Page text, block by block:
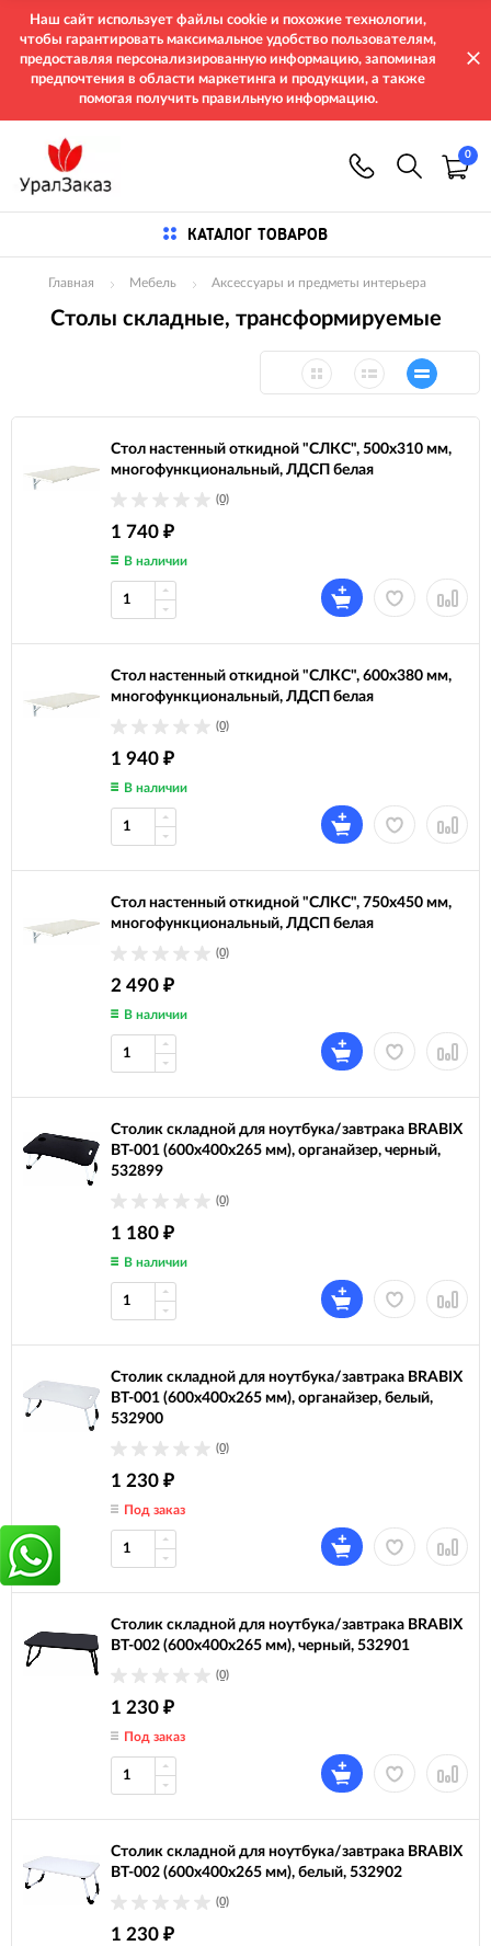
Наш сайт использует файлы cookie и похожие технологии,
чтобы гарантировать максимальное удобство пользователям,
предоставляя персонализированную информацию, запоминая
предпочтения в области маркетинга и продукции, а также
помогая получить правильную информацию.
0
КАТАЛОГ ТОВАРОВ
Главная Мебель Аксессуары и предметы интерьера
Столы складные, трансформируемые
Стол настенный откидной "СЛКС", 500х310 мм,
многофункциональный, ЛДСП белая
(0)
1 740 ₽
В наличии
Стол настенный откидной "СЛКС", 600х380 мм,
многофункциональный, ЛДСП белая
(0)
1 940 ₽
В наличии
Стол настенный откидной "СЛКС", 750х450 мм,
многофункциональный, ЛДСП белая
(0)
2 490 ₽
В наличии
Столик складной для ноутбука/завтрака BRABIX
BT-001 (600х400х265 мм), органайзер, черный,
532899
(0)
1 180 ₽
В наличии
Столик складной для ноутбука/завтрака BRABIX
BT-001 (600х400х265 мм), органайзер, белый,
532900
(0)
1 230 ₽
Под заказ
Столик складной для ноутбука/завтрака BRABIX
BT-002 (600х400х265 мм), черный, 532901
(0)
1 230 ₽
Под заказ
Столик складной для ноутбука/завтрака BRABIX
BT-002 (600х400х265 мм), белый, 532902
(0)
1 230 ₽